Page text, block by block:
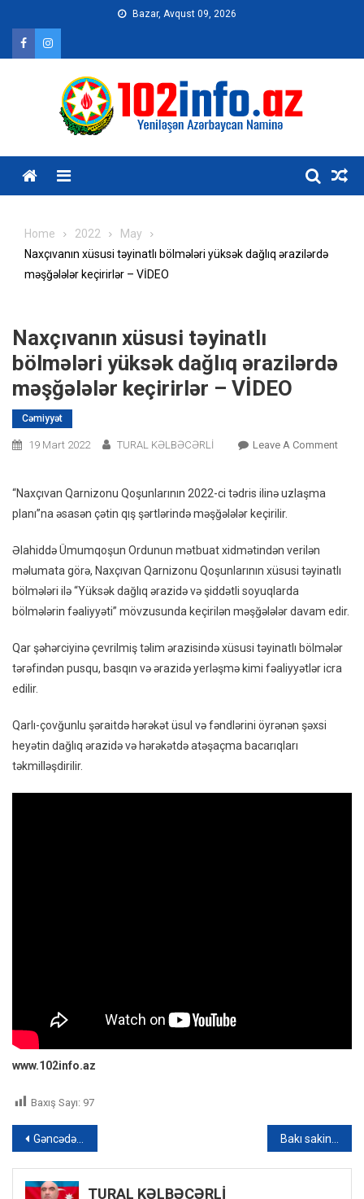
content
Bazar, Avqust 09, 2026
Home 2022
May
Naxçıvanın xüsusi təyinatlı bölmələri yüksək dağlıq ərazilərdə
məşğələlər keçirirlər – VİDEO
Naxçıvanın xüsusi təyinatlı
bölmələri yüksək dağlıq ərazilərdə
məşğələlər keçirirlər – VİDEO
Cəmiyyət
19 Mart 2022 TURAL KƏLBƏCƏRLİ Leave A CommentOn
“Naxçıvan Qarnizonu Qoşunlarının 2022-ci tədris ilinə uzlaşma
planı”na əsasən çətin qış şərtlərində məşğələlər keçirilir.
Əlahiddə Ümumqoşun Ordunun mətbuat xidmətindən verilən
məlumata görə, Naxçıvan Qarnizonu Qoşunlarının xüsusi təyinatlı
bölmələri ilə “Yüksək dağlıq ərazidə və şiddətli soyuqlarda
bölmələrin fəaliyyəti” mövzusunda keçirilən məşğələlər davam edir.
Qar şəhərciyinə çevrilmiş təlim ərazisində xüsusi təyinatlı bölmələr
tərəfindən pusqu, basqın və ərazidə yerləşmə kimi fəaliyyətlər icra
edilir.
Qarlı-çovğunlu şəraitdə hərəkət üsul və fəndlərini öyrənən şəxsi
heyətin dağlıq ərazidə və hərəkətdə atəşaçma bacarıqları
təkmilləşdirilir.
www.102info.az
Baxış Sayı: 97
Yazı
naviqasiyası
Gəncədə güclü külək hasarı nənə və nəvənin üzərinə aşırıb – FOTO
TURAL KƏLBƏCƏRLİ